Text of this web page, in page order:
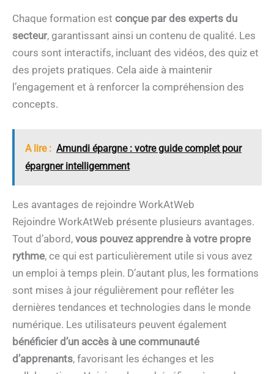
Chaque formation est conçue par des experts du
secteur, garantissant ainsi un contenu de qualité. Les
cours sont interactifs, incluant des vidéos, des quiz et
des projets pratiques. Cela aide à maintenir
l’engagement et à renforcer la compréhension des
concepts.
A lire : Amundi épargne : votre guide complet pour
épargner intelligemment
Les avantages de rejoindre WorkAtWeb
Rejoindre WorkAtWeb présente plusieurs avantages.
Tout d’abord, vous pouvez apprendre à votre propre
rythme, ce qui est particulièrement utile si vous avez
un emploi à temps plein. D’autant plus, les formations
sont mises à jour régulièrement pour refléter les
dernières tendances et technologies dans le monde
numérique. Les utilisateurs peuvent également
bénéficier d’un accès à une communauté
d’apprenants, favorisant les échanges et les